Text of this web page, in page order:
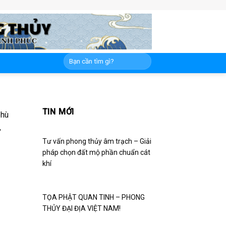
TIN MỚI
Tư vấn phong thủy âm trạch – Giải
pháp chọn đất mộ phần chuẩn cát
khí
TỌA PHẬT QUAN TINH – PHONG
THỦY ĐẠI ĐỊA VIỆT NAM!